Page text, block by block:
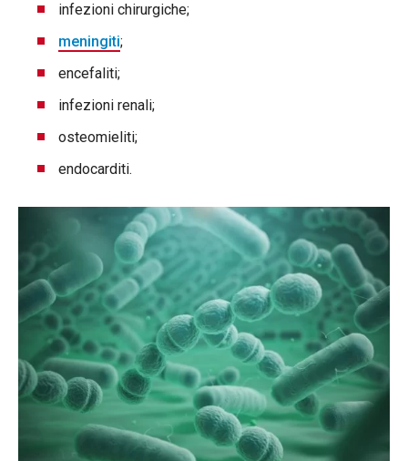
infezioni chirurgiche;
meningiti;
encefaliti;
infezioni renali;
osteomieliti;
endocarditi.